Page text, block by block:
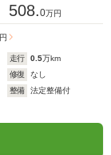
508.0万円
円
走行 0.5万km
修復
なし
整備
法定整備付